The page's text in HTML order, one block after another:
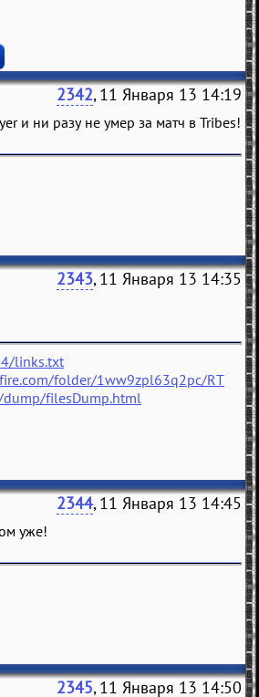
2342, 11 Января 13 14:19
и ни разу не умер за матч в Tribes!
2343, 11 Января 13 14:35
links.txt
folder/1ww9zpl63q2pc/RT
filesDump.html
2344, 11 Января 13 14:45
уже!
2345, 11 Января 13 14:50